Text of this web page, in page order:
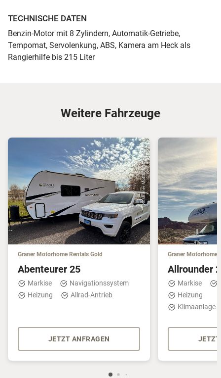
TECHNISCHE DATEN
Benzin-Motor mit 8 Zylindern, Automatik-Getriebe,
Tempomat, Servolenkung, ABS, Kamera am Heck als
Rangierhilfe bis 215 Liter
Weitere Fahrzeuge
© Graner Motorhome Rentals
Graner Motorhome Rentals Gold
Abenteurer 25
Markise
Navigationssystem
Heizung
Allrad-Antrieb
JETZT ANFRAGEN
Graner Motorhome
Allrounder
Markise
Heizung
Klimaanlage
JETZT